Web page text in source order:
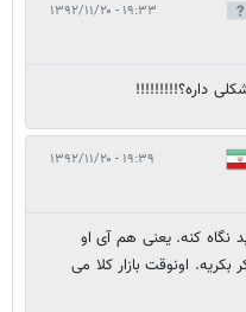
۱۹:۳۳ - ۱۳۹۲/۱۱/۲۰
داره؟!!!!!!!!!
۱۹:۳۹ - ۱۳۹۲/۱۱/۲۰
نگاه کنه. یعنی هم آی او
اونوقت بازار کلا می